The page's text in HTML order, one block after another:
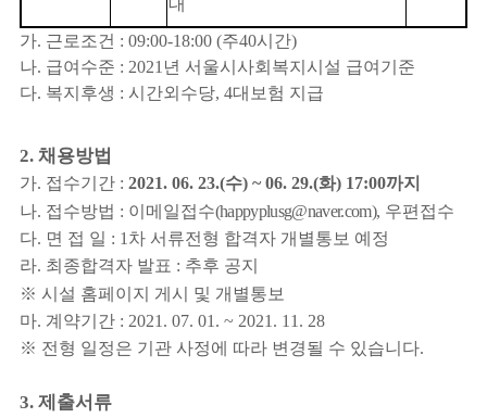
가. 근로조건 : 09:00-18:00 (주40시간)
나. 급여수준 : 2021 년 서울시사회복지시설 급여기준
다. 복지후생 : 시간외수당, 4대보험 지급
2. 채용방법
가. 접수기간 : 2021. 06. 23.(수) ~ 06. 29.(화) 17:00까지
나. 접수방법 : 이메일접수(happyplusg@naver.com), 우편접수
다. 면 접 일 : 1 차 서류전형 합격자 개별통보 예정
라. 최종합격자 발표 : 추후 공지
※ 시설 홈페이지 게시 및 개별통보
마. 계약기간 : 2021. 07. 01. ~ 2021. 11. 28
※ 전형 일정은 기관 사정에 따라 변경될 수 있습니다.
3. 제출서류